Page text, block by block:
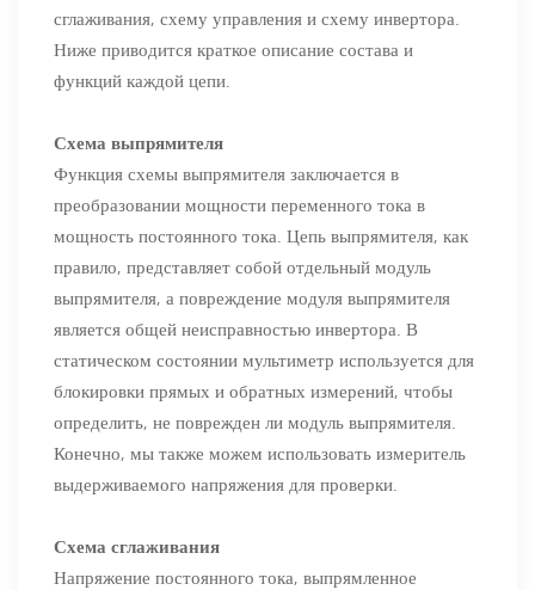
сглаживания, схему управления и схему инвертора.
Ниже приводится краткое описание состава и
функций каждой цепи.
Схема выпрямителя
Функция схемы выпрямителя заключается в
преобразовании мощности переменного тока в
мощность постоянного тока. Цепь выпрямителя, как
правило, представляет собой отдельный модуль
выпрямителя, а повреждение модуля выпрямителя
является общей неисправностью инвертора. В
статическом состоянии мультиметр используется для
блокировки прямых и обратных измерений, чтобы
определить, не поврежден ли модуль выпрямителя.
Конечно, мы также можем использовать измеритель
выдерживаемого напряжения для проверки.
Схема сглаживания
Напряжение постоянного тока, выпрямленное